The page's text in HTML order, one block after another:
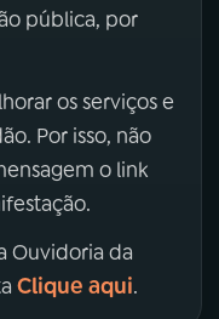
pública, por
os serviços e
Por isso, não
o link
Ouvidoria da
Clique aqui.